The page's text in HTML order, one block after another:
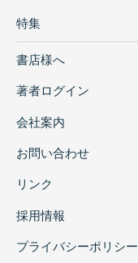
特集
書店様へ
著者ログイン
会社案内
お問い合わせ
リンク
採用情報
プライバシーポリシー